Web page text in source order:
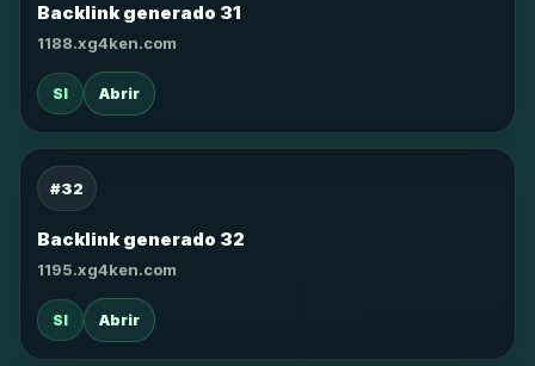
Backlink generado 31
1188.xg4ken.com
SI Abrir
#32
Backlink generado 32
1195.xg4ken.com
SI Abrir